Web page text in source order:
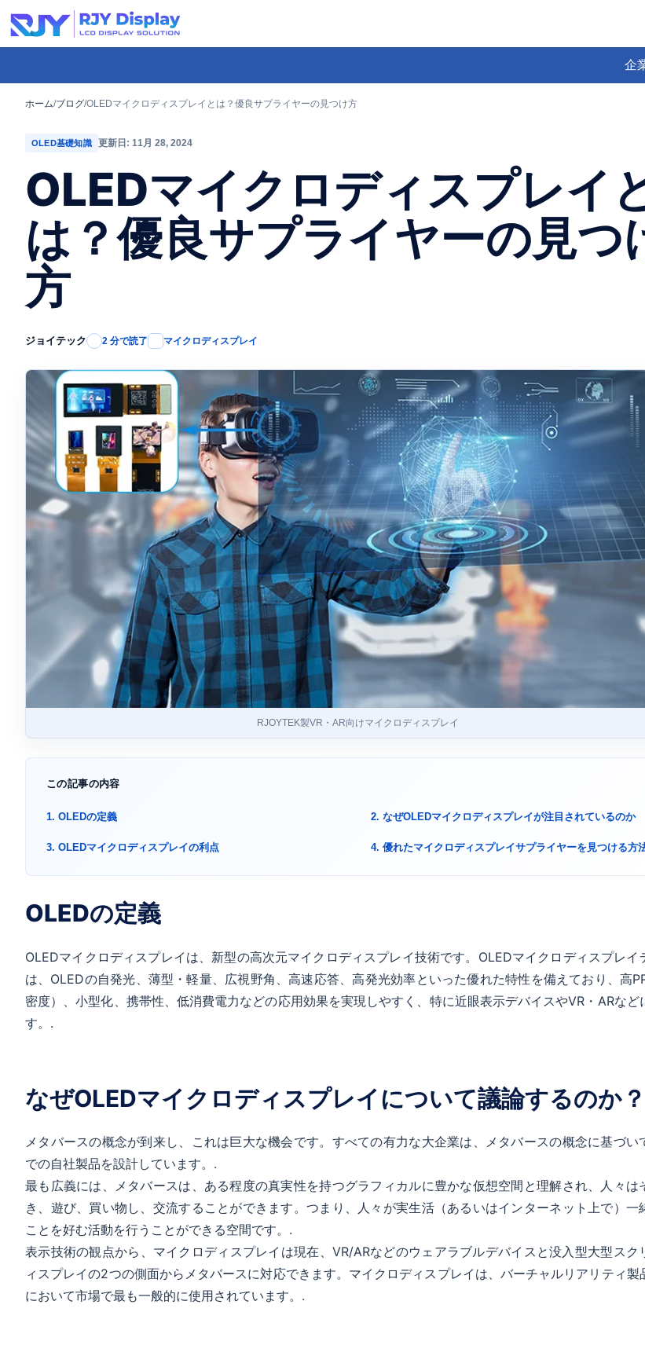
Skip
to
-
企
ホーム/ブログ/OLEDマイクロディスプレイとは？優良サプライヤーの見つけ方
OLED基礎知識 更新日: 11月 28, 2024
OLEDマイクロディスプレイ
は？優良サプライヤーの見つ
方
ジョイテック 2 分で読了 マイクロディスプレイ
RJOYTEK製VR・AR向けマイクロディスプレイ
この記事の内容
1. OLEDの定義 2. なぜOLEDマイクロディスプレイが注目されているのか
3. OLEDマイクロディスプレイの利点 4. 優れたマイクロディスプレイサプライヤーを見つける方
OLEDの定義
OLEDマイクロディスプレイは、新型の高次元マイクロディスプレイ技術です。OLEDマイクロディスプレイ
は、OLEDの自発光、薄型・軽量、広視野角、高速応答、高発光効率といった優れた特性を備えており、高
密度）、小型化、携帯性、低消費電力などの応用効果を実現しやすく、特に近眼表示デバイスやVR・ARなど
す。.
なぜOLEDマイクロディスプレイについて議論するのか？
メタバースの概念が到来し、これは巨大な機会です。すべての有力な大企業は、メタバースの概念に基づい
での自社製品を設計しています。.
最も広義には、メタバースは、ある程度の真実性を持つグラフィカルに豊かな仮想空間と理解され、人々は
き、遊び、買い物し、交流することができます。つまり、人々が実生活（あるいはインターネット上で）一
ことを好む活動を行うことができる空間です。.
表示技術の観点から、マイクロディスプレイは現在、VR/ARなどのウェアラブルデバイスと没入型大型スク
ィスプレイの2つの側面からメタバースに対応できます。マイクロディスプレイは、バーチャルリアリティ製
において市場で最も一般的に使用されています。.